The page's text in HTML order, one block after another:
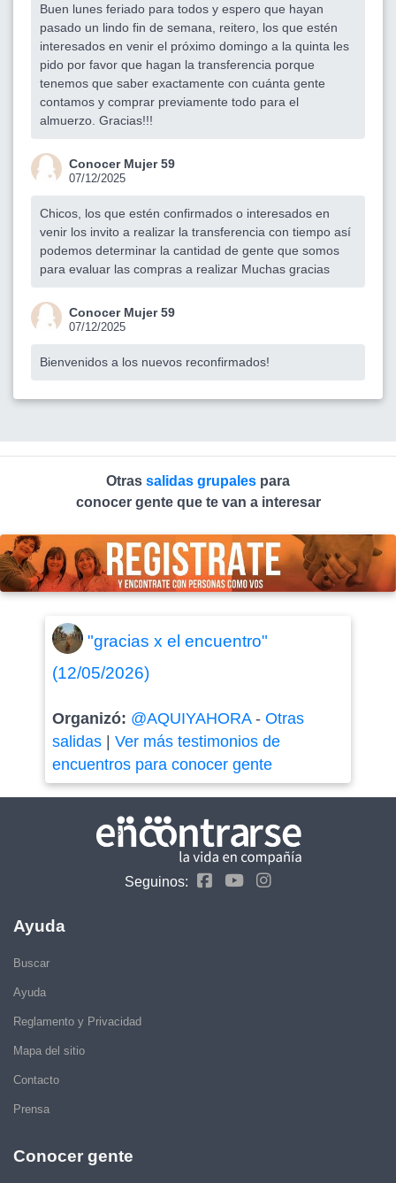
Buen lunes feriado para todos y espero que hayan
pasado un lindo fin de semana, reitero, los que estén
interesados en venir el próximo domingo a la quinta les
pido por favor que hagan la transferencia porque
tenemos que saber exactamente con cuánta gente
contamos y comprar previamente todo para el
almuerzo. Gracias!!!
Conocer Mujer 59
07/12/2025
Chicos, los que estén confirmados o interesados en
venir los invito a realizar la transferencia con tiempo así
podemos determinar la cantidad de gente que somos
para evaluar las compras a realizar Muchas gracias
Conocer Mujer 59
07/12/2025
Bienvenidos a los nuevos reconfirmados!
Otras salidas grupales para
conocer gente que te van a interesar
"gracias x el encuentro"
(12/05/2026)
Organizó: @AQUIYAHORA- Otras
salidas| Ver más testimonios de
encuentros para conocer gente
Seguinos:
Ayuda
Buscar
Ayuda
Reglamento y Privacidad
Mapa del sitio
Contacto
Prensa
Conocer gente